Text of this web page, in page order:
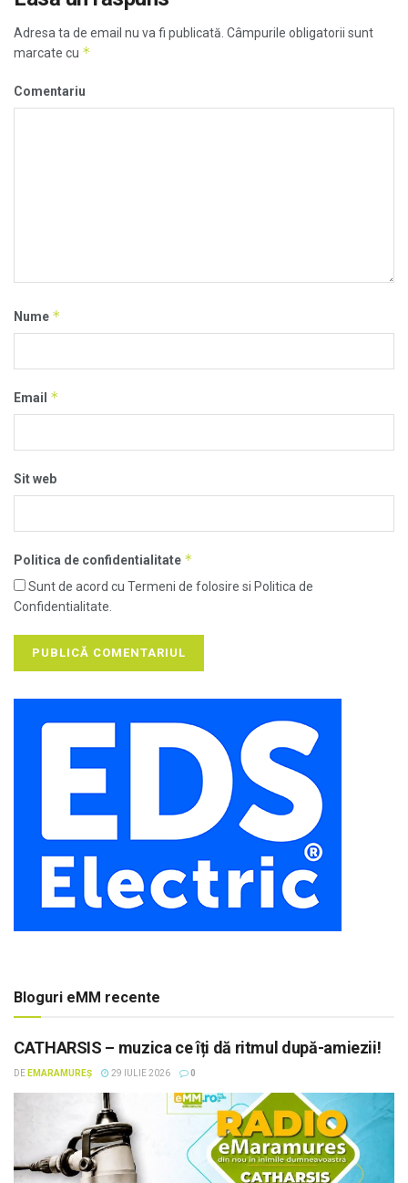
Adresa ta de email nu va fi publicată. Câmpurile obligatorii sunt
marcate cu *
Comentariu
Nume *
Email *
Sit web
Politica de confidentialitate *
Sunt de acord cu Termeni de folosire si Politica de
Confidentialitate.
Bloguri eMM recente
CATHARSIS – muzica ce îți dă ritmul după-amiezii!
DE EMARAMUREȘ 29 IULIE 2026 0